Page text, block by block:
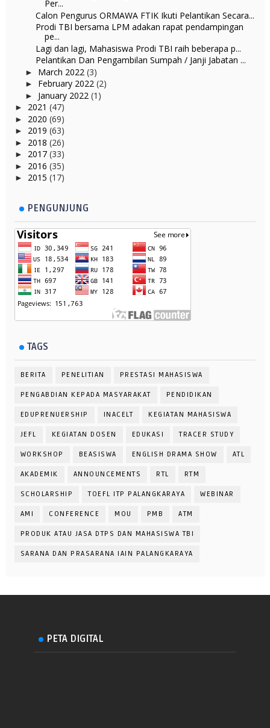
Per...
Calon Pengurus ORMAWA FTIK Ikuti Pelantikan Secara...
Prodi TBI bersama LPM adakan rapat pendampingan
pe...
Lagi dan lagi, Mahasiswa Prodi TBI raih beberapa p...
Pelantikan Dan Pengambilan Sumpah / Janji Jabatan ...
► March 2022 (3)
► February 2022 (2)
► January 2022 (1)
► 2021 (47)
► 2020 (69)
► 2019 (63)
► 2018 (26)
► 2017 (33)
► 2016 (35)
► 2015 (17)
PENGUNJUNG
TAGS
BERITA PENELITIAN PRESTASI MAHASISWA
PENGABDIAN KEPADA MASYARAKAT PENDIDIKAN
EDUPRENUERSHIP INACELT KEGIATAN MAHASISWA
JEFL KEGIATAN DOSEN EDUKASI TRACER STUDY
WORKSHOP BEASISWA ENGLISH DRAMA SHOW ATL
AKADEMIK ANNOUNCEMENTS RTL RTM
SCHOLARSHIP TOEFL ITP PALANGKARAYA WEBINAR
AMI CONFERENCE MOU PMB ATM
PRODUK ATAU JASA DTPS DAN MAHASISWA TBI
SARANA DAN PRASARANA IAIN PALANGKARAYA
PETA DIGITAL